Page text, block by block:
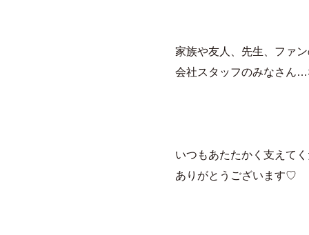
家族や友人、先生、ファ
会社スタッフのみなさん
いつもあたたかく支えて
ありがとうございます♡